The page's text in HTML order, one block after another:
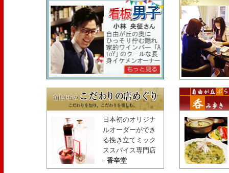
日本初のオリジナ
ルオーダーができ
る挽き立てミック
ススパイス専門店
- 香辛堂